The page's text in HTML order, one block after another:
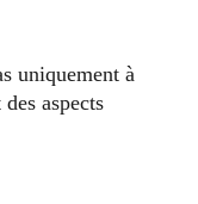
uniquement à
aspects